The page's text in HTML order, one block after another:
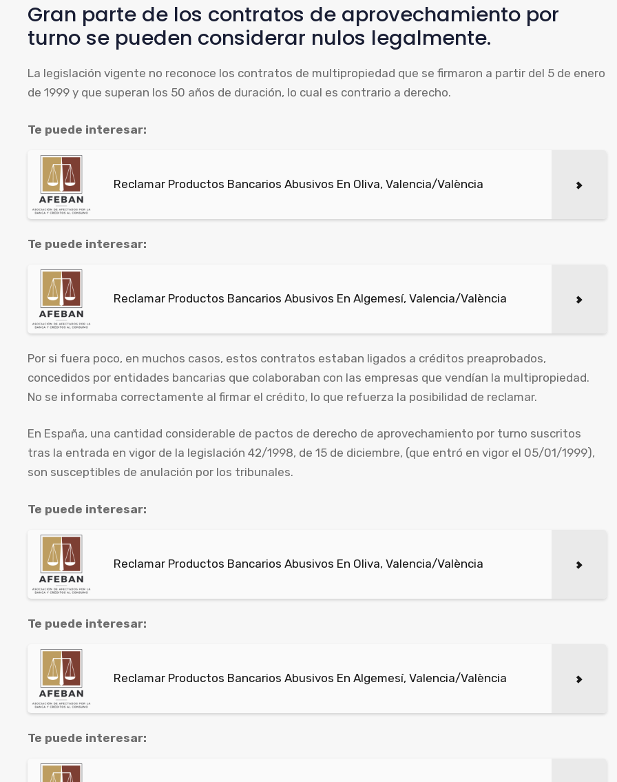
Gran parte de los contratos de aprovechamiento por
turno se pueden considerar nulos legalmente.
La legislación vigente no reconoce los contratos de multipropiedad que se firmaron a partir del 5 de enero
de 1999 y que superan los 50 años de duración, lo cual es contrario a derecho.
Te puede interesar:
Reclamar Productos Bancarios Abusivos En Oliva, Valencia/València
Te puede interesar:
Reclamar Productos Bancarios Abusivos En Algemesí, Valencia/València
Por si fuera poco, en muchos casos, estos contratos estaban ligados a créditos preaprobados,
concedidos por entidades bancarias que colaboraban con las empresas que vendían la multipropiedad.
No se informaba correctamente al firmar el crédito, lo que refuerza la posibilidad de reclamar.
En España, una cantidad considerable de pactos de derecho de aprovechamiento por turno suscritos
tras la entrada en vigor de la legislación 42/1998, de 15 de diciembre, (que entró en vigor el 05/01/1999),
son susceptibles de anulación por los tribunales.
Te puede interesar:
Reclamar Productos Bancarios Abusivos En Oliva, Valencia/València
Te puede interesar:
Reclamar Productos Bancarios Abusivos En Algemesí, Valencia/València
Te puede interesar: